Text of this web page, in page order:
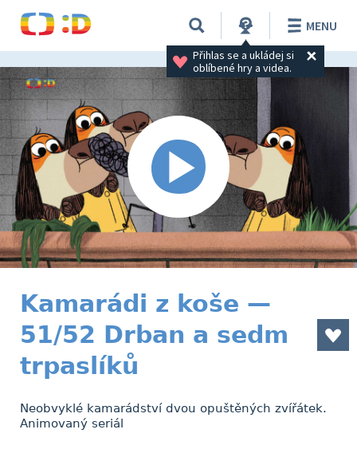
Přihlas se a ukládej si
oblíbené hry a videa.
MENU
Kamarádi z koše —
51/52 Drban a sedm
trpaslíků
Neobvyklé kamarádství dvou opuštěných zvířátek.
Animovaný seriál